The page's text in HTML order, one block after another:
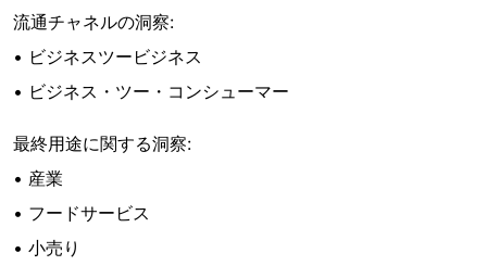
流通チャネルの洞察:
• ビジネスツービジネス
• ビジネス・ツー・コンシューマー
最終用途に関する洞察:
• 産業
• フードサービス
• 小売り